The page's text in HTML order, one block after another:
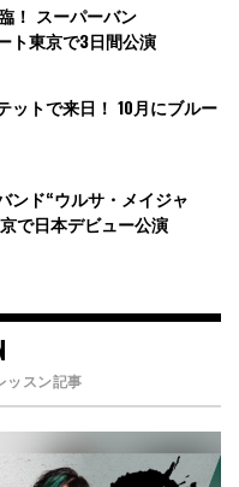
！ スーパーバン
ト東京で3日間公演
ットで来日！ 10月にブルー
ンド“ウルサ・メイジャ
で日本デビュー公演
ッスン記事